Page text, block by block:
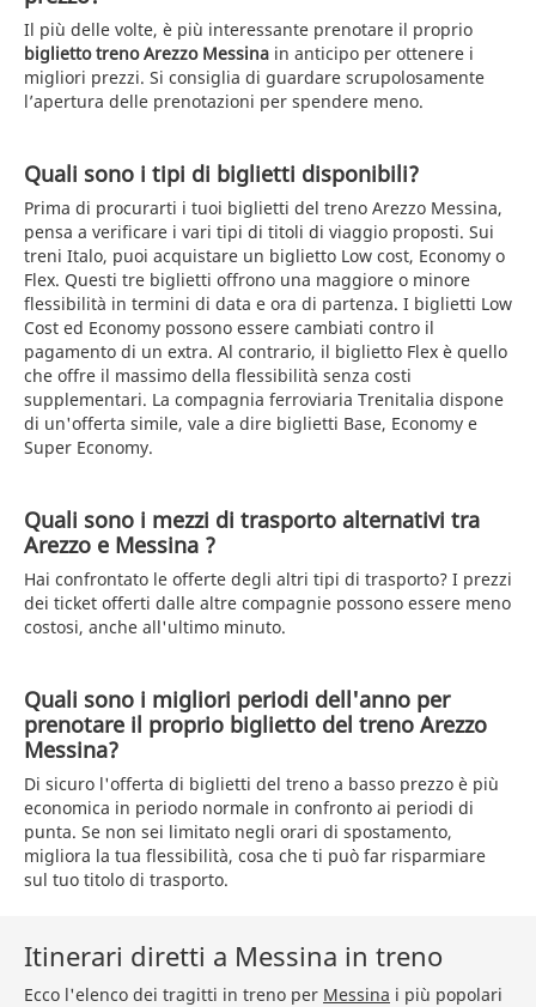
Il più delle volte, è più interessante prenotare il proprio
biglietto treno Arezzo Messina in anticipo per ottenere i
migliori prezzi. Si consiglia di guardare scrupolosamente
l’apertura delle prenotazioni per spendere meno.
Quali sono i tipi di biglietti disponibili?
Prima di procurarti i tuoi biglietti del treno Arezzo Messina,
pensa a verificare i vari tipi di titoli di viaggio proposti. Sui
treni Italo, puoi acquistare un biglietto Low cost, Economy o
Flex. Questi tre biglietti offrono una maggiore o minore
flessibilità in termini di data e ora di partenza. I biglietti Low
Cost ed Economy possono essere cambiati contro il
pagamento di un extra. Al contrario, il biglietto Flex è quello
che offre il massimo della flessibilità senza costi
supplementari. La compagnia ferroviaria Trenitalia dispone
di un'offerta simile, vale a dire biglietti Base, Economy e
Super Economy.
Quali sono i mezzi di trasporto alternativi tra
Arezzo e Messina ?
Hai confrontato le offerte degli altri tipi di trasporto? I prezzi
dei ticket offerti dalle altre compagnie possono essere meno
costosi, anche all'ultimo minuto.
Quali sono i migliori periodi dell'anno per
prenotare il proprio biglietto del treno Arezzo
Messina?
Di sicuro l'offerta di biglietti del treno a basso prezzo è più
economica in periodo normale in confronto ai periodi di
punta. Se non sei limitato negli orari di spostamento,
migliora la tua flessibilità, cosa che ti può far risparmiare
sul tuo titolo di trasporto.
Itinerari diretti a Messina in treno
Ecco l'elenco dei tragitti in treno per Messina i più popolari